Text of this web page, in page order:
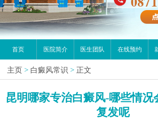
首页 医院简介 医生团队 在线预约
主页 > 白癜风常识 > 正文
昆明哪家专治白癜风-哪些情况
复发呢